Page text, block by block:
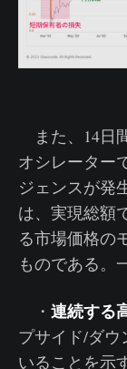
また、14日
オシレーター
ジェンスが発
は、実現総額
る市場価格の
ものである。
・ 連続する
プサイド/ダウ
いることを示す